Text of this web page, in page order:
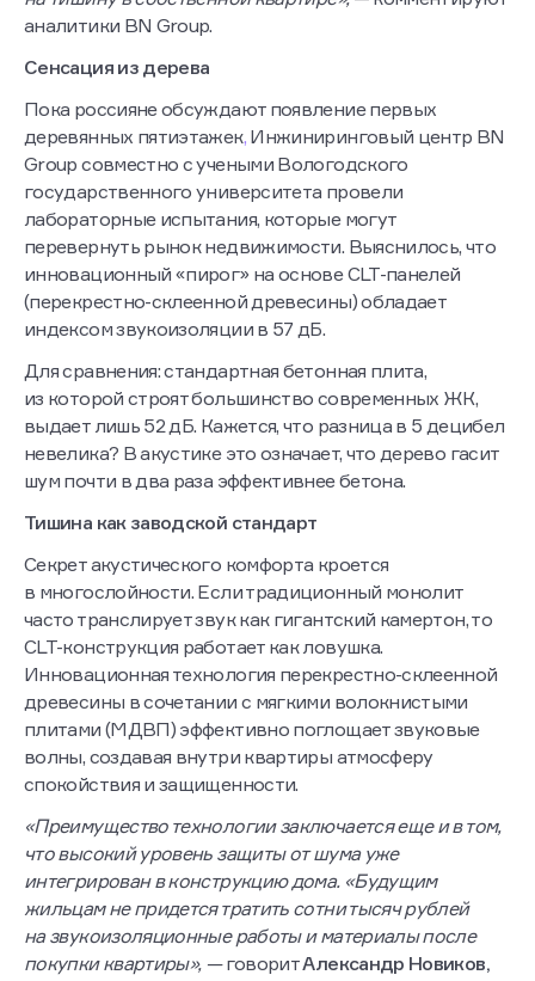
аналитики BN Group.
Сенсация из дерева
Пока россияне обсуждают появление первых
деревянных пятиэтажек, Инжиниринговый центр BN
Group совместно с учеными Вологодского
государственного университета провели
лабораторные испытания, которые могут
перевернуть рынок недвижимости. Выяснилось, что
инновационный «пирог» на основе CLT-панелей
(перекрестно-склеенной древесины) обладает
индексом звукоизоляции в 57 дБ.
Для сравнения: стандартная бетонная плита,
из которой строят большинство современных ЖК,
выдает лишь 52 дБ. Кажется, что разница в 5 децибел
невелика? В акустике это означает, что дерево гасит
шум почти в два раза эффективнее бетона.
Тишина как заводской стандарт
Секрет акустического комфорта кроется
в многослойности. Если традиционный монолит
часто транслирует звук как гигантский камертон, то
CLT-конструкция работает как ловушка.
Инновационная технология перекрестно-склеенной
древесины в сочетании с мягкими волокнистыми
плитами (МДВП) эффективно поглощает звуковые
волны, создавая внутри квартиры атмосферу
спокойствия и защищенности.
«Преимущество технологии заключается еще и в том,
что высокий уровень защиты от шума уже
интегрирован в конструкцию дома. «Будущим
жильцам не придется тратить сотни тысяч рублей
на звукоизоляционные работы и материалы после
покупки квартиры», —говоритАлександр Новиков,